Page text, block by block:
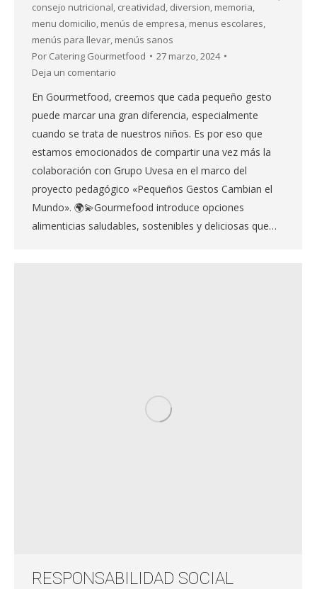
consejo nutricional creatividad diversion memoria
menu domicilio menús de empresa menus escolares
menús para llevar menús sanos
Por Catering Gourmetfood
27 marzo, 2024
Deja un comentario
En Gourmetfood, creemos que cada pequeño gesto
puede marcar una gran diferencia, especialmente
cuando se trata de nuestros niños. Es por eso que
estamos emocionados de compartir una vez más la
colaboración con Grupo Uvesa en el marco del
proyecto pedagógico «Pequeños Gestos Cambian el
Mundo». 🌍💫Gourmefood introduce opciones
alimenticias saludables, sostenibles y deliciosas que…
RESPONSABILIDAD SOCIAL